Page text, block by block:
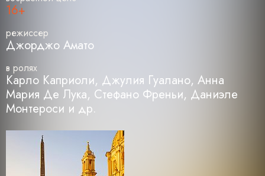
16+
режиссер
Джорджо Амато
в ролях
Карло Каприоли, Джулия Гуалано, Анна
Мария Де Лука, Стефано Френьи, Даниэле
Монтероси и др.